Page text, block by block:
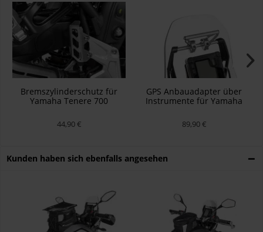
Bremszylinderschutz für
Yamaha Tenere 700
44,90 €
GPS Anbauadapter über
Instrumente für Yamaha
89,90 €
Kunden haben sich ebenfalls angesehen